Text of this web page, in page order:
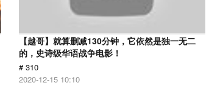
【越哥】就算删减130分钟，它依然是独一无二
的，史诗级华语战争电影！
# 310
2020-12-15 10:10